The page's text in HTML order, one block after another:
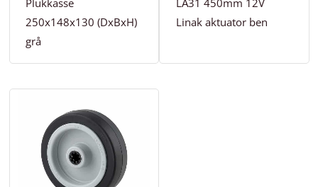
250x148x130 (DxBxH)
grå
Linak aktuator ben